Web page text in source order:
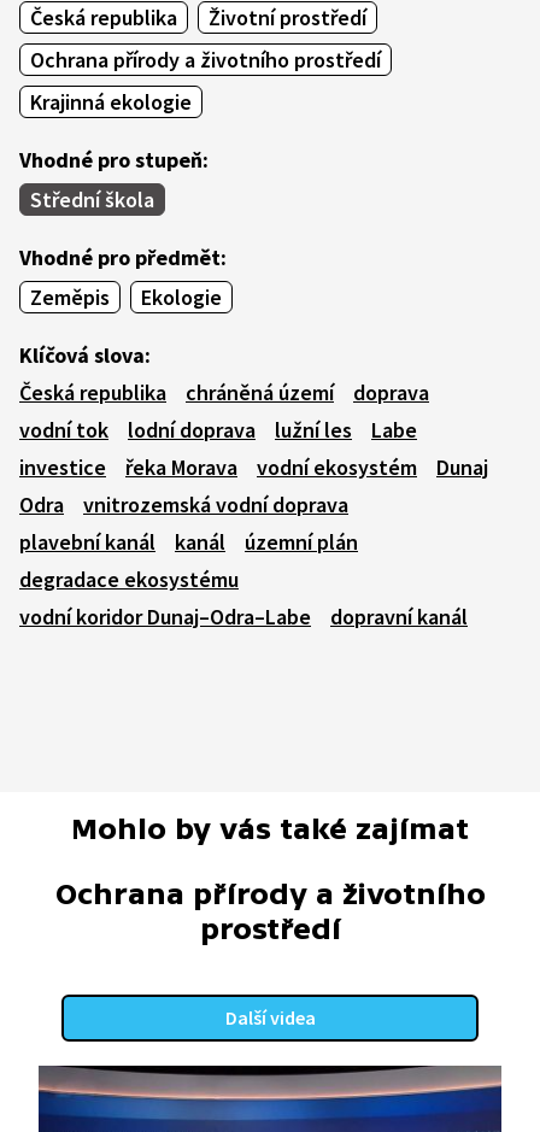
Česká republika
Životní prostředí
Ochrana přírody a životního prostředí
Krajinná ekologie
Vhodné pro stupeň:
Střední škola
Vhodné pro předmět:
Zeměpis
Ekologie
Klíčová slova:
Česká republika
chráněná území
doprava
vodní tok
lodní doprava lužní les
Labe
investice
řeka Morava vodní ekosystém
Dunaj
Odra
vnitrozemská vodní doprava
plavební kanál
kanál
územní plán
degradace ekosystému
vodní koridor Dunaj–Odra–Labe
dopravní kanál
Mohlo by vás také zajímat
Ochrana přírody a životního
prostředí
Další videa